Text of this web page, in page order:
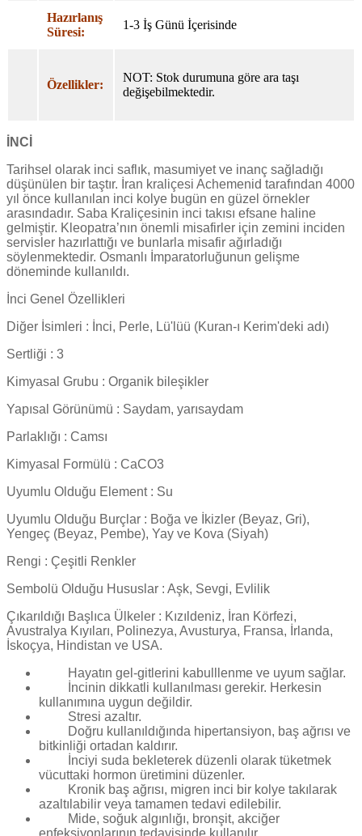
Hazırlanış
Süresi:
1-3 İş Günü İçerisinde
Özellikler:
NOT: Stok durumuna göre ara taşı
değişebilmektedir.
İNCİ
Tarihsel olarak inci saflık, masumiyet ve inanç sağladığı
düşünülen bir taştır. İran kraliçesi Achemenid tarafından 4000
yıl önce kullanılan inci kolye bugün en güzel örnekler
arasındadır. Saba Kraliçesinin inci takısı efsane haline
gelmiştir. Kleopatra’nın önemli misafirler için zemini inciden
servisler hazırlattığı ve bunlarla misafir ağırladığı
söylenmektedir. Osmanlı İmparatorluğunun gelişme
döneminde kullanıldı.
İnci Genel Özellikleri
Diğer İsimleri : İnci, Perle, Lü'lüü (Kuran-ı Kerim'deki adı)
Sertliği : 3
Kimyasal Grubu : Organik bileşikler
Yapısal Görünümü : Saydam, yarısaydam
Parlaklığı : Camsı
Kimyasal Formülü : CaCO3
Uyumlu Olduğu Element : Su
Uyumlu Olduğu Burçlar : Boğa ve İkizler (Beyaz, Gri),
Yengeç (Beyaz, Pembe), Yay ve Kova (Siyah)
Rengi : Çeşitli Renkler
Sembolü Olduğu Hususlar : Aşk, Sevgi, Evlilik
Çıkarıldığı Başlıca Ülkeler : Kızıldeniz, İran Körfezi,
Avustralya Kıyıları, Polinezya, Avusturya, Fransa, İrlanda,
İskoçya, Hindistan ve USA.
Hayatın gel-gitlerini kabulllenme ve uyum sağlar.
İncinin dikkatli kullanılması gerekir. Herkesin
kullanımına uygun değildir.
Stresi azaltır.
Doğru kullanıldığında hipertansiyon, baş ağrısı ve
bitkinliği ortadan kaldırır.
İnciyi suda bekleterek düzenli olarak tüketmek
vücuttaki hormon üretimini düzenler.
Kronik baş ağrısı, migren inci bir kolye takılarak
azaltılabilir veya tamamen tedavi edilebilir.
Mide, soğuk algınlığı, bronşit, akciğer
enfeksiyonlarının tedavisinde kullanılır.